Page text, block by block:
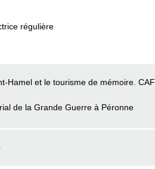
régulière
Hamel et le tourisme de mémoire.
de la Grande Guerre à Péronne